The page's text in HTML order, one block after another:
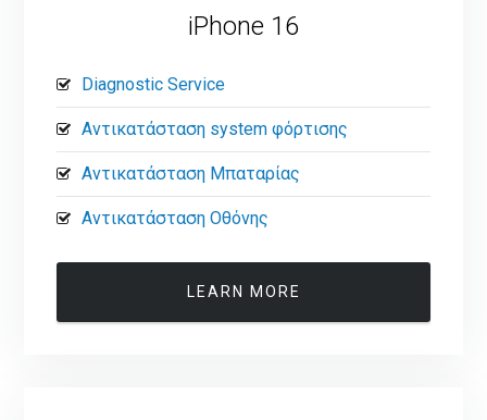
iPhone 16
Diagnostic Service
Αντικατάσταση system φόρτισης
Αντικατάσταση Μπαταρίας
Αντικατάσταση Οθόνης
LEARN MORE